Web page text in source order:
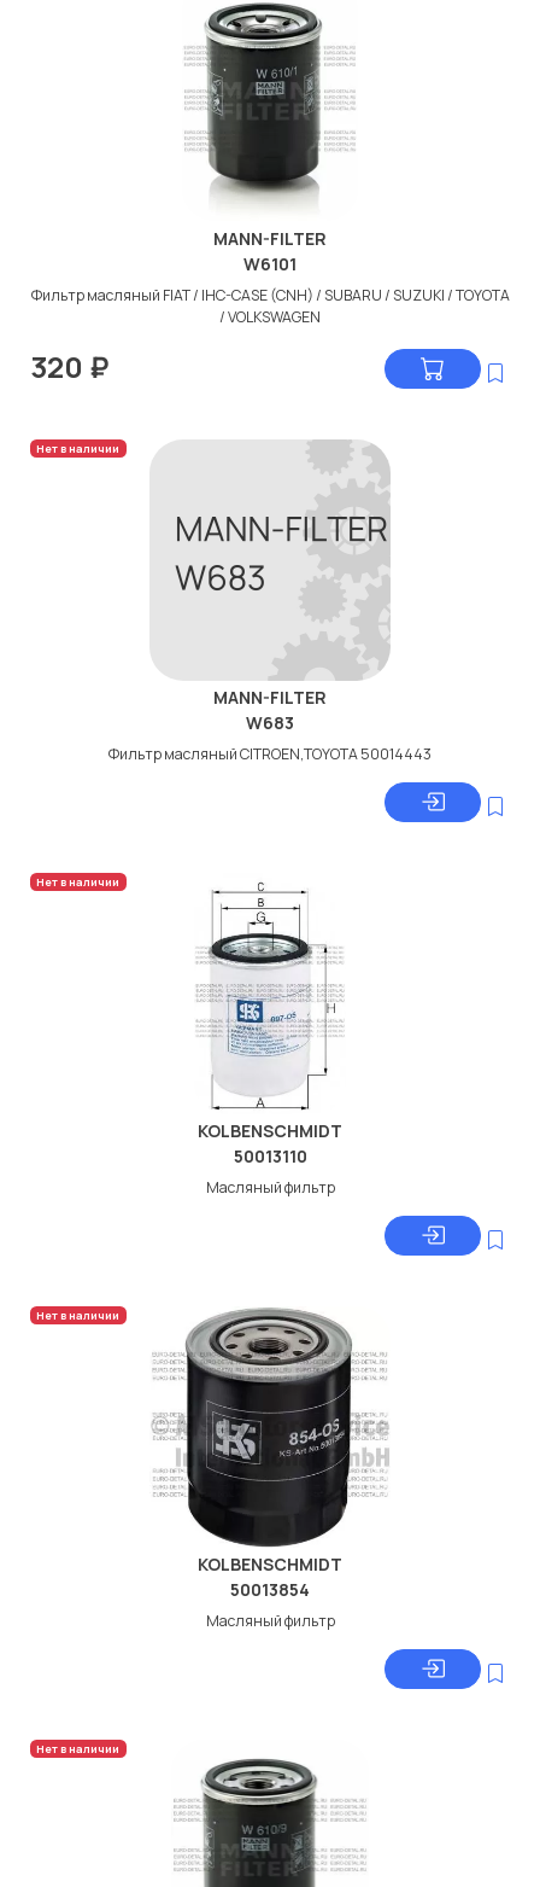
MANN-FILTER
W6101
Фильтр масляный FIAT / IHC-CASE (CNH) / SUBARU / SUZUKI / TOYOTA
/ VOLKSWAGEN
320 ₽
Нет в наличии
MANN-FILTER
W683
Фильтр масляный CITROEN,TOYOTA 50014443
Нет в наличии
KOLBENSCHMIDT
50013110
Масляный фильтр
Нет в наличии
KOLBENSCHMIDT
50013854
Масляный фильтр
Нет в наличии